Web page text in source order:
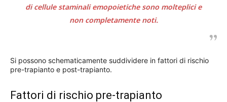
di cellule staminali emopoietiche sono molteplici e
non completamente noti.
Si possono schematicamente suddividere in fattori di rischio
pre-trapianto e post-trapianto.
Fattori di rischio pre-trapianto